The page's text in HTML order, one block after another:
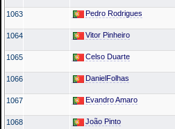
1063 Pedro Rodrigues
1064 Vitor Pinheiro
1065 Celso Duarte
1066 DanielFolhas
1067 Evandro Amaro
1068 João Pinto